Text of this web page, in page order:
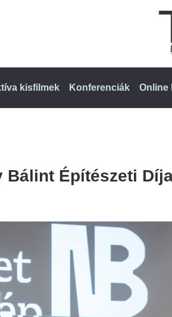
kisfilmek Konferenciák Online
Bálint Építészeti